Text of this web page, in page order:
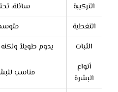
التركيبة
سائلة،
التغطية
الثبات
يدوم طويلاً ولكنه
أنواع
البشرة
مناسب